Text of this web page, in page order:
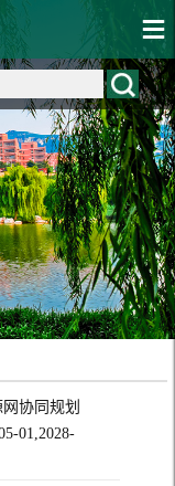
协同规划
01,2028-